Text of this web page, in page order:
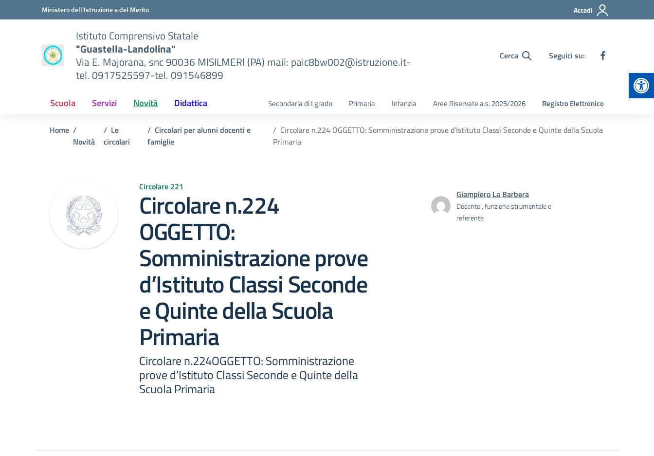
Vai ai contenuti
Vai al menu di navigazioneMinistero dell'Istruzione e del Merito Accedi
Istituto Comprensivo Statale
"Guastella-Landolina"
Via E. Majorana, snc 90036 MISILMERI (PA) mail: paic8bw002@istruzione.it-
tel. 0917525597-tel. 091546899
Cerca Seguici su:
Scuola Servizi Novità Didattica Secondaria di I grado Primaria Infanzia Aree Riservate a.s. 2025/2026 Registro Elettronico
Home
Novità
Le
circolari
Circolari per alunni docenti e
famiglie
Circolare n.224 OGGETTO: Somministrazione prove d’Istituto Classi Seconde e Quinte della Scuola
Primaria
Circolare 221
Circolare n.224
OGGETTO:
Somministrazione prove
d’Istituto Classi Seconde
e Quinte della Scuola
Primaria
Circolare n.224OGGETTO: Somministrazione
prove d’Istituto Classi Seconde e Quinte della
Scuola Primaria
Giampiero La Barbera
Docente , funzione strumentale e
referente